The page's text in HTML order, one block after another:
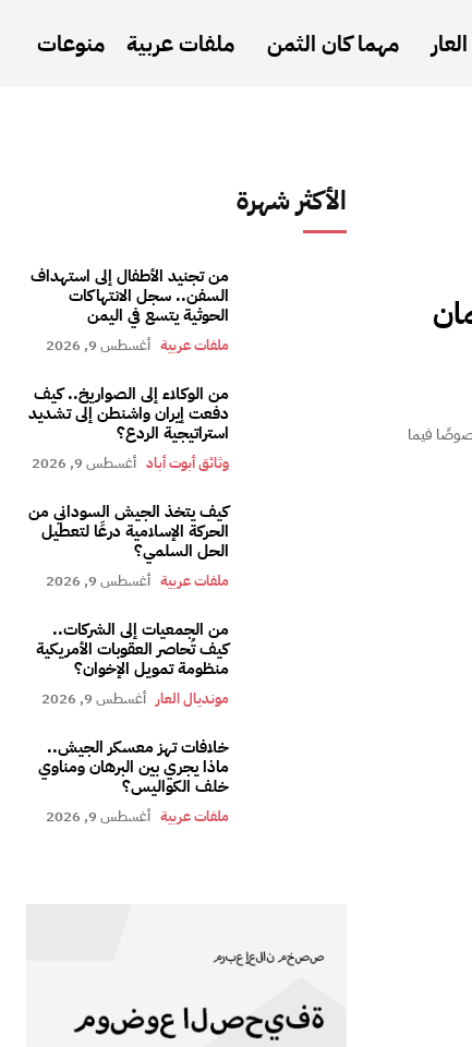
مهما كان الثمن ملفات عربية منوعات
الأكثر شهرة
من تجنيد الأطفال إلى استهداف
السفن.. سجل الانتهاكات
الحوثية يتسع في اليمن
ملفات عربية أغسطس 9, 2026
من الوكلاء إلى الصواريخ.. كيف
دفعت إيران واشنطن إلى تشديد
استراتيجية الردع؟
وثائق أبوت أباد أغسطس 9, 2026
كيف يتخذ الجيش السوداني من
الحركة الإسلامية درعًا لتعطيل
الحل السلمي؟
ملفات عربية أغسطس 9, 2026
من الجمعيات إلى الشركات..
كيف تُحاصر العقوبات الأمريكية
منظومة تمويل الإخوان؟
مونديال العار أغسطس 9, 2026
خلافات تهز معسكر الجيش..
ماذا يجري بين البرهان ومناوي
خلف الكواليس؟
ملفات عربية أغسطس 9, 2026
فيما